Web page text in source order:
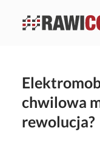
chwilowa
rewolucja?